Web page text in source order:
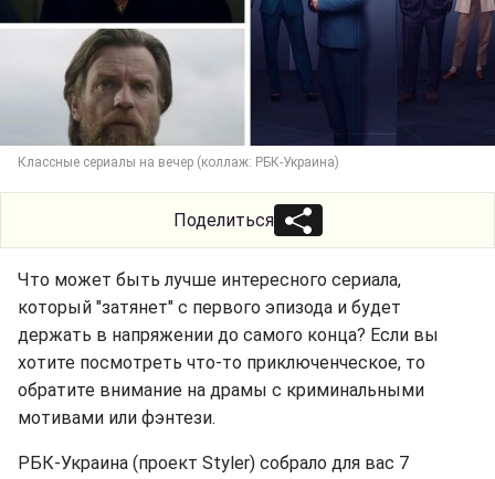
Классные сериалы на вечер (коллаж: РБК-Украина)
Поделиться
Что может быть лучше интересного сериала,
который "затянет" с первого эпизода и будет
держать в напряжении до самого конца? Если вы
хотите посмотреть что-то приключенческое, то
обратите внимание на драмы с криминальными
мотивами или фэнтези.
РБК-Украина (проект Styler) собрало для вас 7